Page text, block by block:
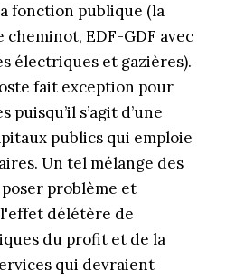
fonction publique (la
cheminot, EDF-GDF avec
électriques et gazières).
fait exception pour
s’agit d’une
publics qui emploie
Un tel mélange des
poser problème et
délétère de
du profit et de la
qui devraient